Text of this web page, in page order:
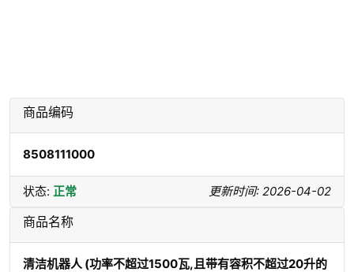
商品编码
8508111000
状态: 正常 更新时间: 2026-04-02
商品名称
清洁机器人 (功率不超过1500瓦,且带有容积不超过20升的